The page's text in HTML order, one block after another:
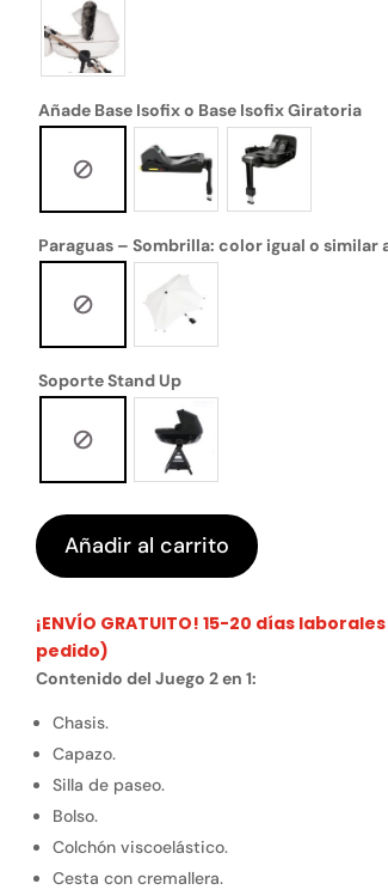
Añade Base Isofix o Base Isofix Giratoria
Paraguas – Sombrilla: color igual o similar
Soporte Stand Up
Añadir al carrito
¡ENVÍO GRATUITO! 15-20 días
pedido)
Contenido del Juego 2 en 1:
Chasis.
Capazo.
Silla de paseo.
Bolso.
Colchón viscoelástico.
Cesta con cremallera.